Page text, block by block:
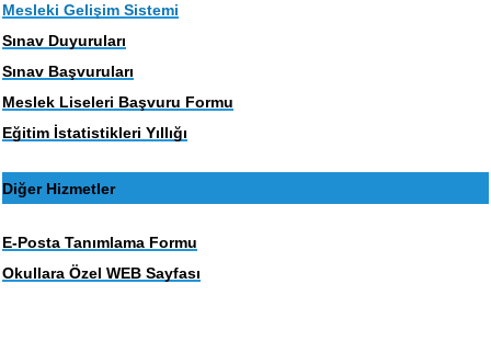
Mesleki Gelişim Sistemi
Sınav Duyuruları
Sınav Başvuruları
Meslek Liseleri Başvuru Formu
Eğitim İstatistikleri Yıllığı
Diğer Hizmetler
E-Posta Tanımlama Formu
Okullara Özel WEB Sayfası